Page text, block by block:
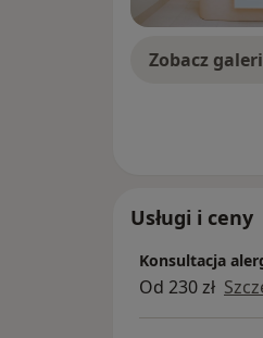
Zobacz
Usługi i ceny
Konsultacja
Od 230 zł